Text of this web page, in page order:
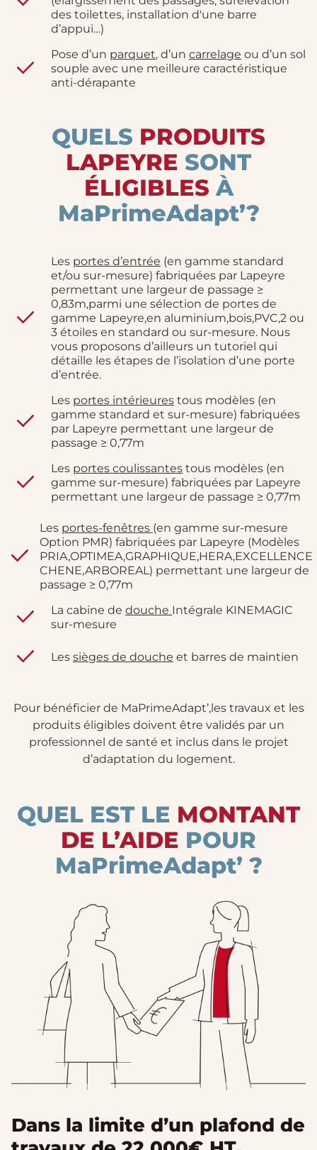
des toilettes, installation d'une barre
d’appui…)
Pose d’un parquet, d’un carrelage ou d’un sol
souple avec une meilleure caractéristique
anti-dérapante
QUELS PRODUITS
LAPEYRE SONT
ÉLIGIBLESÀ
MaPrimeAdapt’?
Les portes d’entrée (en gamme standard
et/ou sur-mesure) fabriquées par Lapeyre
permettant une largeur de passage ≥
0,83m,parmi une sélection de portes de
gamme Lapeyre,en aluminium,bois,PVC,2 ou
3 étoiles en standard ou sur-mesure. Nous
vous proposons d’ailleurs un tutoriel qui
détaille les étapes de l’isolation d’une porte
d’entrée.
Les portes intérieures tous modèles (en
gamme standard et sur-mesure) fabriquées
par Lapeyre permettant une largeur de
passage ≥ 0,77m
Les portes coulissantes tous modèles (en
gamme sur-mesure) fabriquées par Lapeyre
permettant une largeur de passage ≥ 0,77m
Les portes-fenêtres (en gamme sur-mesure
Option PMR) fabriquées par Lapeyre (Modèles
PRIA,OPTIMEA,GRAPHIQUE,HERA,EXCELLENCE
CHENE,ARBOREAL) permettant une largeur de
passage ≥ 0,77m
La cabine de douche Intégrale KINEMAGIC
sur-mesure
Les sièges de douche et barres de maintien
Pour bénéficier de MaPrimeAdapt’,les travaux et les
produits éligibles doivent être validés par un
professionnel de santé et inclus dans le projet
d’adaptation du logement.
QUEL EST LE MONTANT
DE L’AIDE POUR
MaPrimeAdapt’ ?
Dans la limite d’un plafond de